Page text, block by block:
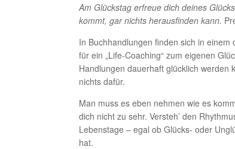
Am Glückstag erfreue dich deines
kommt, gar nichts herausfinden kann.
In Buchhandlungen finden sich in
für ein „Life-Coaching“ zum eigenen
Handlungen dauerhaft glücklich werden
nichts dafür.
Man muss es eben nehmen wie es
dich nicht zu sehr. Versteh’ den
Lebenstage – egal ob Glücks- oder
hat.